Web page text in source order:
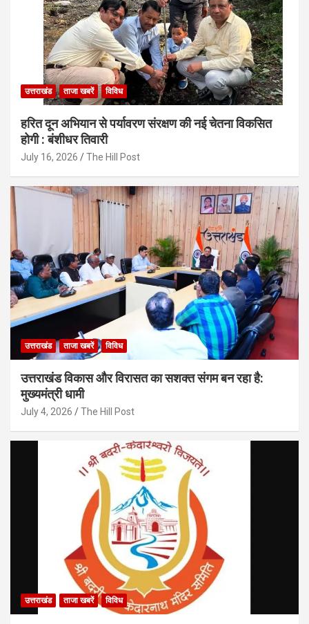
उत्तराखंड ताजा खबरें विविध
हरित दून अभियान से पर्यावरण संरक्षण की नई चेतना विकसित
होगी : बंशीधर तिवारी
July 16, 2026 The Hill Post
उत्तराखंड ताजा खबरें विविध
उत्तराखंड विकास और विरासत का सशक्त संगम बन रहा है:
मुख्यमंत्री धामी
July 4, 2026 The Hill Post
उत्तराखंड ताजा खबरें विविध